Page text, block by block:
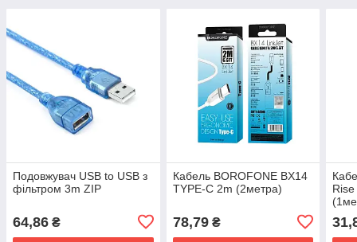
Подовжувач USB to USB з
фільтром 3m ZIP
64,86 ₴
Кабель BOROFONE BX14
TYPE-C 2m (2метра)
78,79₴